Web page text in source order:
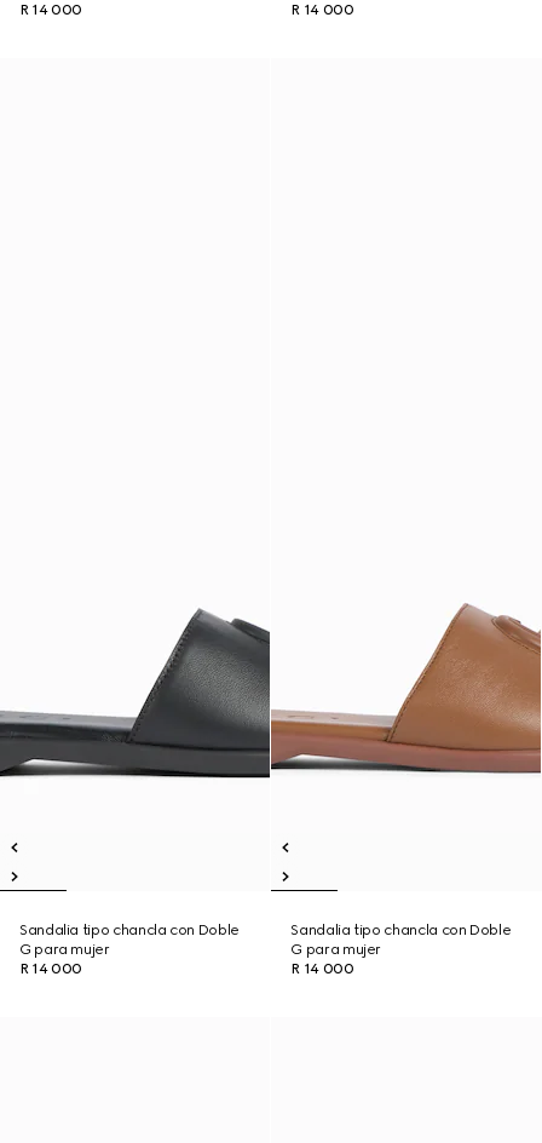
R 14 000
R 14 000
Sandalia tipo chancla con Doble
G para mujer
R 14 000
Sandalia tipo chancla con Doble
G para mujer
R 14 000